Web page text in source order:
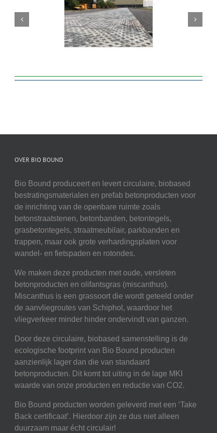
OVER BIO BOUND
Bio Bound produceert en levert circulaire, biobased
bestratingsmaterialen en prefab betonproducten voor
de inrichting van de openbare ruimte zoals
betonstraatstenen, betonbanden, betontegels,
grasbetontegels, straatmeubilair, parkbanden en
trappen, maar ook grote verhardingsplaten voor
wandel- en fietspaden en rotondes.
We maken deze producten met oude, versleten
betonproducten en olifantsgras (miscanthus).
Miscanthus is een grassoort die wordt geteeld onder
de aanvliegroutes van Schiphol, waardoor het
vliegverkeer minder hinder ondervindt van ganzen.
Door deze circulaire, biobased samenstelling is de
ecologische footprint van Bio Bound producten
aanzienlijk lager dan die van standaard
betonproducten. Dit komt tot uiting in de lage MKI
waarde van onze producten en reductie van CO2.
Bio Bound producten worden geleverd met een ‘Take
Back certificaat’. Hierdoor zijn ze dus niet alleen
duurzaam maar écht circulair!